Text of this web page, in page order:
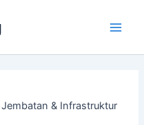
& Infrastruktur